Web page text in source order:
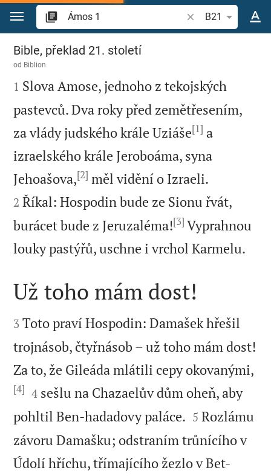
Přejít na obsah
Vyhledat biblický
B21
Ámos 1
Bible, překlad 21. století
od Biblion

1 Slova Amose, jednoho z tekojských
pastevců. Dva roky před zemětřesením,
za vlády judského krále Uziáše[1] a
izraelského krále Jeroboáma, syna
Jehoašova,[2] měl vidění o Izraeli.
2 Říkal: Hospodin bude ze Sionu řvát,
burácet bude z Jeruzaléma![3] Vyprahnou
louky pastýřů, uschne i vrchol Karmelu.

Už toho mám dost!

3 Toto praví Hospodin: Damašek hřešil
trojnásob, čtyřnásob – už toho mám dost!
Za to, že Gileáda mlátili cepy okovanými,
[4] 

4 sešlu na Chazaelův dům oheň, aby
pohltil Ben-hadadovy paláce. 

5 Rozlámu
závoru Damašku; odstraním trůnícího v
Údolí hříchu, třímajícího žezlo v Bet-